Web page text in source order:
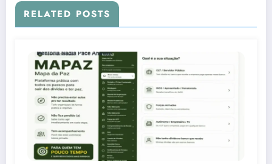
RELATED POSTS